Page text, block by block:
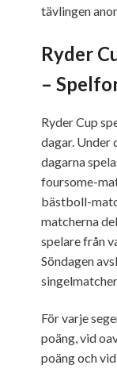
tävlingen
Ryder
–
Ryder Cup
dagar. Under
dagarna
foursome-
bästboll-
matcherna
spelare från
Söndagen
singelmatcher.
För varje
poäng, vid
poäng och